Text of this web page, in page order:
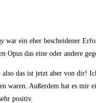
war ein eher beschei­de­ner
Opus das eine oder ande­re
also das ist jetzt aber von dir!
waren. Außer­dem hat es mir
positiv.